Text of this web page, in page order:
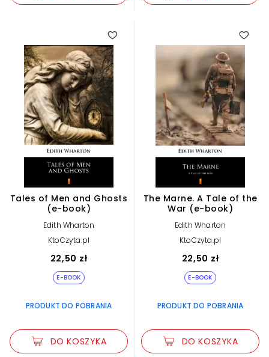
Tales of Men and Ghosts
(e-book)
Edith Wharton
KtoCzyta.pl
22,50 zł
E-BOOK
PRODUKT DO POBRANIA
DO KOSZYKA
The Marne. A Tale of the
War (e-book)
Edith Wharton
KtoCzyta.pl
22,50 zł
E-BOOK
PRODUKT DO POBRANIA
DO KOSZYKA